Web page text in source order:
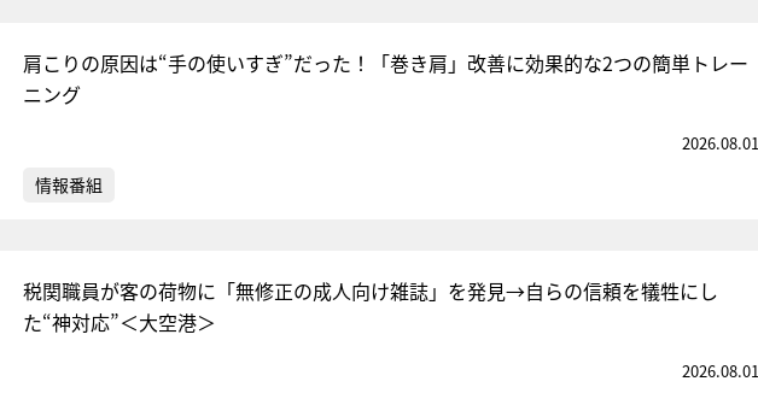
肩こりの原因は“手の使いすぎ”だった！「巻き肩」改善に効果的な2つの簡単トレー
ニング
2026.08.01
情報番組
税関職員が客の荷物に「無修正の成人向け雑誌」を発見→自らの信頼を犠牲にし
た“神対応”＜大空港＞
2026.08.01